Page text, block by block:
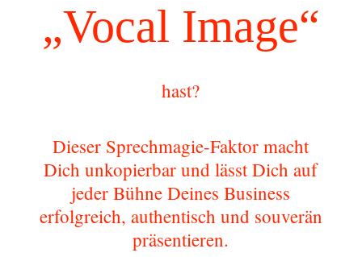
„Vocal Image“
hast?
Dieser Sprechmagie-Faktor macht
Dich unkopierbar und lässt Dich auf
jeder Bühne Deines Business
erfolgreich, authentisch und souverän
präsentieren.